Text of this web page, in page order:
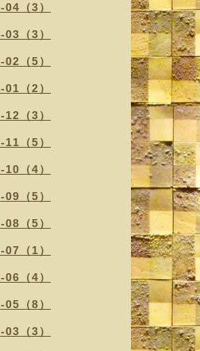
（3）
（3）
（5）
（2）
（3）
（5）
（4）
（5）
（5）
（1）
（4）
（8）
（3）